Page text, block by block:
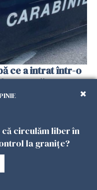
ce a intrat într-o
că s-a
circulăm liber în
la granițe?